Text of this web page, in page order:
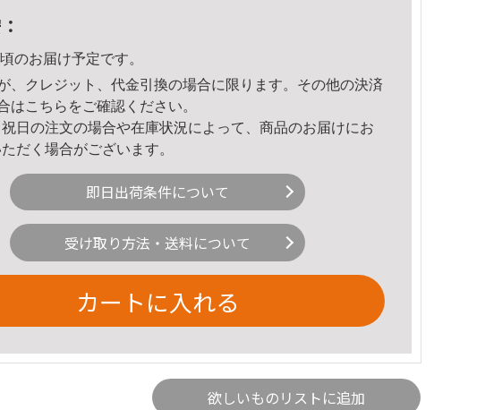
のお届け予定です。
、クレジット、代金引換の場合に限ります。その他の決済
はこちら をご確認ください。
日の注文の場合や在庫状況によって、商品のお届けにお
だく場合がございます。
即日出荷条件について
受け取り方法・送料について
カートに入れる
欲しいものリストに追加